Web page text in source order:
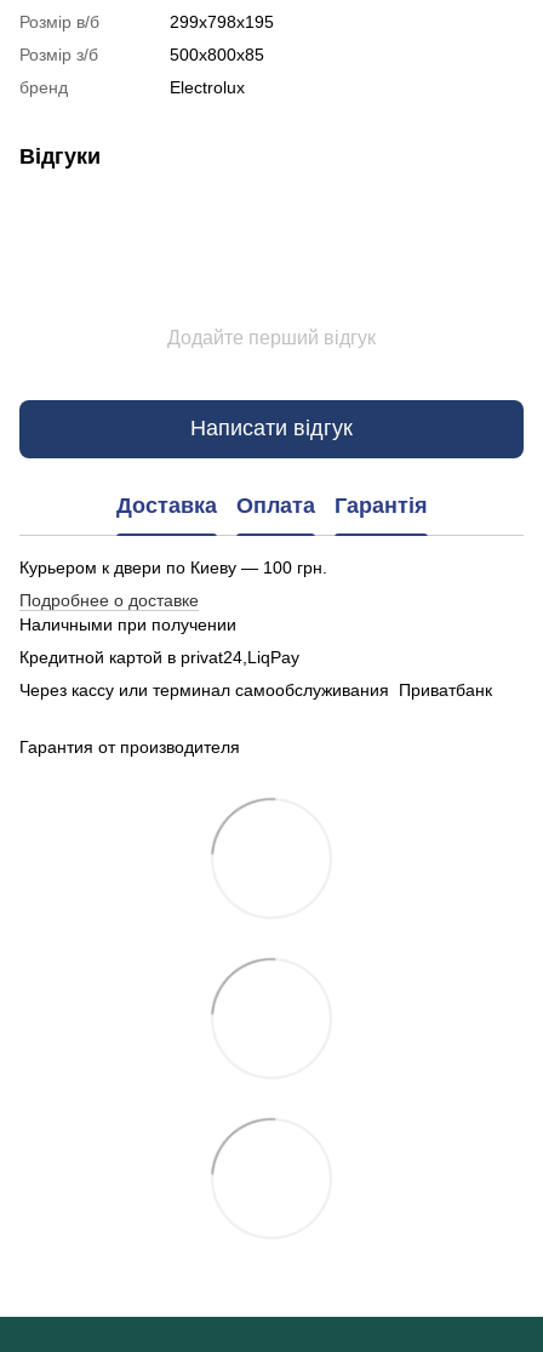
Розмір в/б
299х798х195
Розмір з/б
500х800x85
бренд
Electrolux
Відгуки
Додайте перший відгук
Написати відгук
Доставка Оплата Гарантія
Курьером к двери по Киеву — 100 грн.
Подробнее о доставке
Наличными при получении
Кредитной картой в privat24,LiqPay
Через кассу или терминал самообслуживания Приватбанк
Гарантия от производителя